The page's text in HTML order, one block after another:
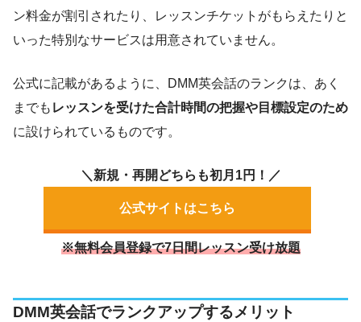
ン料金が割引されたり、レッスンチケットがもらえたりと
いった特別なサービスは用意されていません。
公式に記載があるように、DMM英会話のランクは、あく
までも レッスンを受けた合計時間の把握や目標設定のため
に設けられているものです。
＼新規・再開どちらも初月1円！／
公式サイトはこちら
※無料会員登録で7日間レッスン受け放題
DMM英会話でランクアップするメリット